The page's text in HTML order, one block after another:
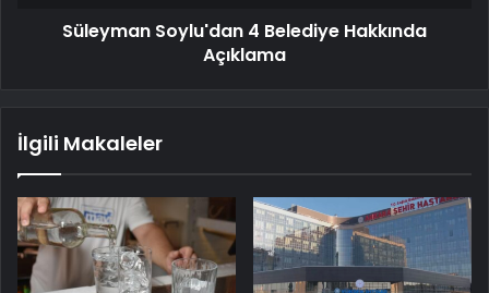
Süleyman Soylu'dan 4 Belediye Hakkında
Açıklama
İlgili Makaleler